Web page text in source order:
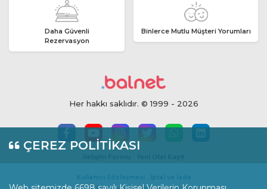
ÇEREZ POLİTİKASI
Daha Güvenli
Rezervasyon
Binlerce Mutlu Müşteri Yorumları
Her hakkı saklıdır. © 1999 - 2026